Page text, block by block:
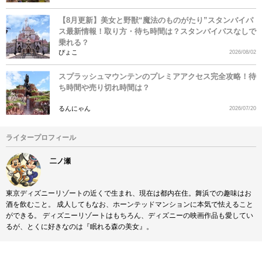
【8月更新】美女と野獣“魔法のものがたり”スタンバイパ
ス最新情報！取り方・待ち時間は？スタンバイパスなしで
乗れる？
ぴょこ 2026/08/02
スプラッシュマウンテンのプレミアアクセス完全攻略！待
ち時間や売り切れ時間は？
るんにゃん 2026/07/20
ライタープロフィール
二ノ瀬
東京ディズニーリゾートの近くで生まれ、現在は都内在住。舞浜での趣味はお
酒を飲むこと。 成人してもなお、ホーンテッドマンションに本気で怯えること
ができる。 ディズニーリゾートはもちろん、ディズニーの映画作品も愛してい
るが、とくに好きなのは『眠れる森の美女』。